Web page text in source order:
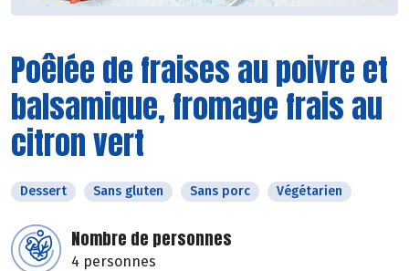
Poêlée de fraises au poivre et
balsamique, fromage frais au
citron vert
Dessert Sans gluten Sans porc Végétarien
Nombre de personnes
4 personnes